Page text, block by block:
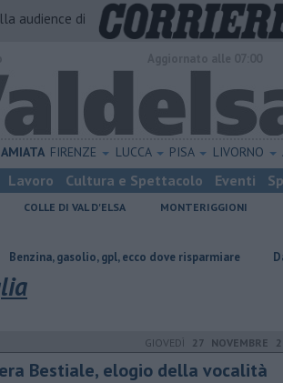
audience di
AMIATA FIRENZE LUCCA PISA LIVORNO
Lavoro Cultura e Spettacolo Eventi
COLLE DI VAL D'ELSA MONTERIGGIONI
gpl, ecco dove risparmiare Dal cristallo al
GIOVEDÌ 27 NOVEMBRE
Bestiale, elogio della vocalità